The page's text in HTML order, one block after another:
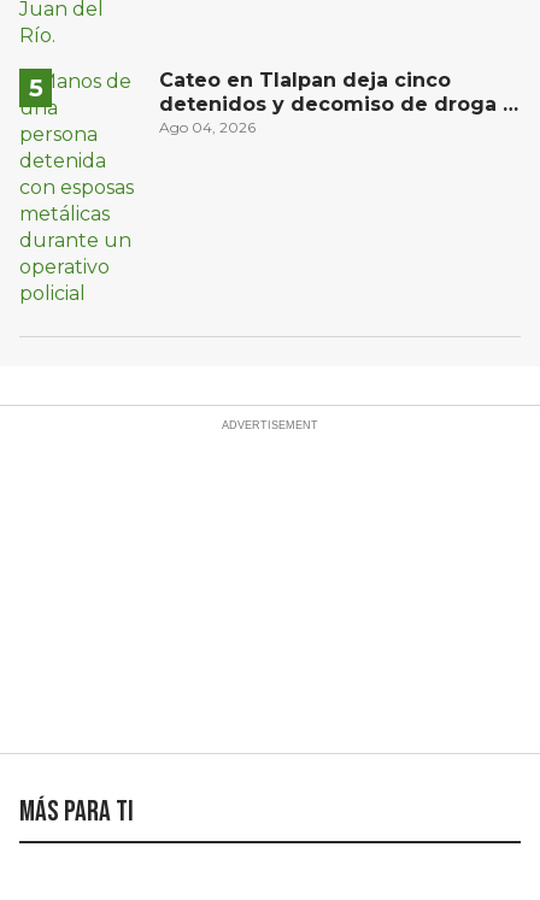
Cateo en Tlalpan deja cinco
detenidos y decomiso de droga y
un arma
Ago 04, 2026
Más para ti